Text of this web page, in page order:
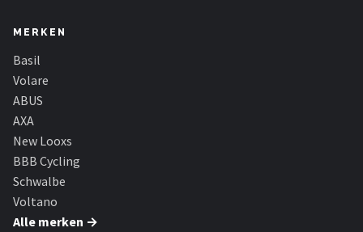
MERKEN
Basil
Volare
ABUS
AXA
New Looxs
BBB Cycling
Schwalbe
Voltano
Alle merken →